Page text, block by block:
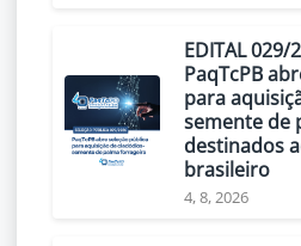
EDITAL 029/
PaqTcPB
para
semente de
destinados
brasileiro
4, 8, 2026